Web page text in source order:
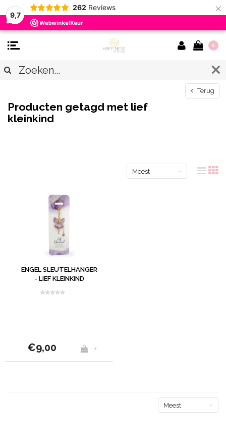
9,7
262 Reviews ×
0
Terug
Producten getagd met lief
kleinkind
Meest
ENGEL SLEUTELHANGER
- LIEF KLEINKIND
€9,00 +
Meest